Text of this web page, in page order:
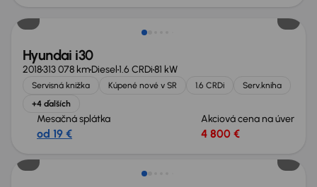
Hyundai i30
2018313 078 kmDiesel1.6 CRDi81 kW
Servisná knižka Kúpené nové v SR 1.6 CRDi
Serv.kniha
+4 ďalších
Mesačná splátka
od 19 €
Akciová cena na úver
4 800 €